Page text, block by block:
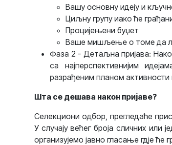
Вашу основну идеју и
Циљну групу иако ће
Процијењени буџет
Ваше мишљење о томе да ли
Фаза 2 - Детаљна пријава:
са најперспективнијим
разрађеним планом активности
Шта се дешава након пријаве?
Селекциони одбор, прегледаће
У случају већег броја сличних или
организујемо јавно гласање гдје